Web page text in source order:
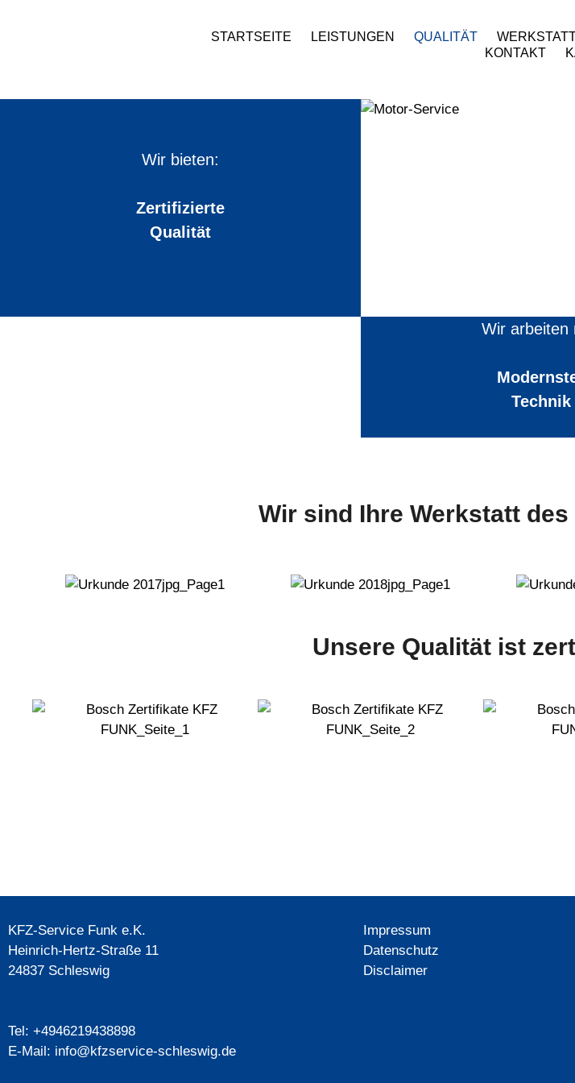
STARTSEITE LEISTUNGEN QUALITÄT
KONTAKT
Wir bieten:
Zertifizierte
Qualität
Wir arbeiten
Technik
Wir sind Ihre Werkstatt
Unsere Qualität ist
KFZ-Service Funk e.K.
Heinrich-Hertz-Straße 11
24837 Schleswig
Tel: +4946219438898
E-Mail: info@kfzservice-schleswig.de
Impressum
Datenschutz
Disclaimer